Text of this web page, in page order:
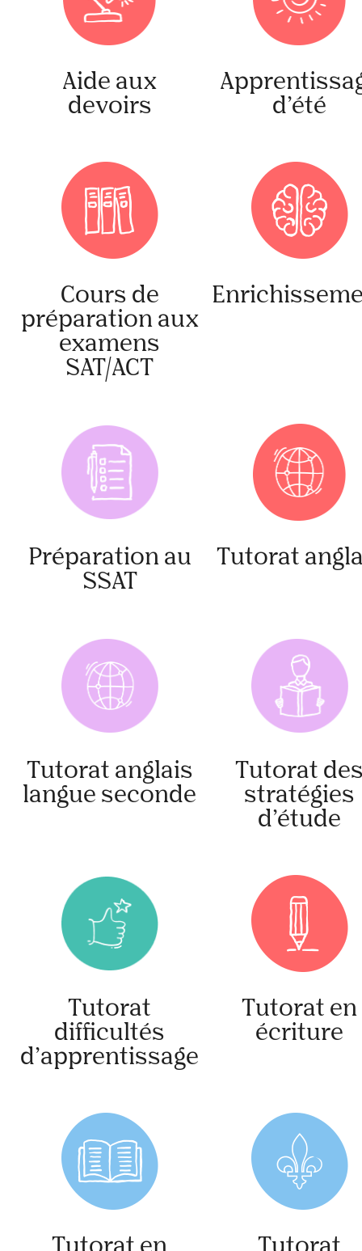
Aide aux
devoirs
d’été
Cours de
préparation aux
examens
SAT/ACT
Préparation au
SSAT
Tutorat
Tutorat anglais
langue seconde
Tutorat
stratégies
d’étude
Tutorat
difficultés
d’apprentissage
Tutorat en
écriture
Tutorat en Tutorat